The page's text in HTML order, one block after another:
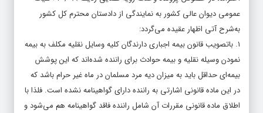
عمومی دیوان عالی کشور به نمایندگی از دادستان محترم کل کشور
به‌شرح آتی اظهار عقیده می‌گردد:
۱. باتصویب قانون بیمه اجباری دارندگان کلیه وسایل نقلیه مکلف به بیمه
نمودن وسیله نقلیه و بیمه حوادث برای راننده شده‌اند که این پوشش
بیمه‌ای حداقل باید به میزان دیه مرد مسلمان در ماه غیر حرام باشد که
در این ماده قانونی اشارتی به راننده دارای گواهینامه نشده است. فلذا با
اطلاق ماده قانونی مقررات آن شامل راننده فاقد گواهینامه هم می‌شود و